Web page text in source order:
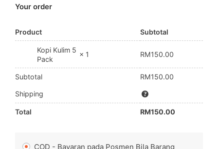
Your order
Product Subtotal
Kopi Kulim 5
Pack
× 1 RM150.00
Subtotal RM150.00
Shipping
Total RM150.00
COD - Bayaran pada Posmen Bila Barang